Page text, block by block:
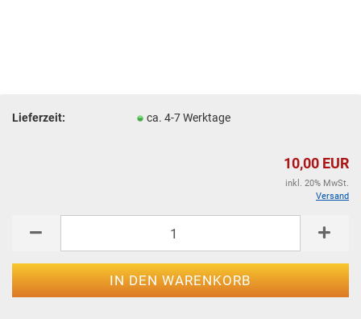
Lieferzeit: ca. 4-7 Werktage
10,00 EUR
inkl. 20% MwSt.
Versand